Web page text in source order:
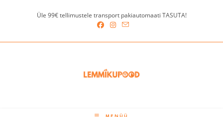
Üle 99€ tellimustele transport pakiautomaati TASUTA!